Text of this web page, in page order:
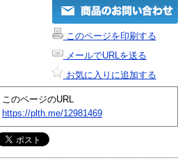
このページを印刷する
メールでURLを送る
お気に入りに追加する
このページのURL
https://plth.me/12981469